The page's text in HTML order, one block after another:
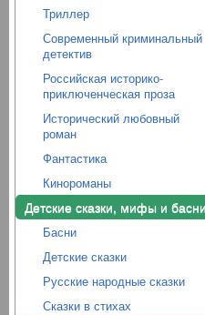
Триллер
Современный криминальный
детектив
Российская историко-
приключенческая проза
Исторический любовный
роман
Фантастика
Кинороманы
Детские сказки, мифы и басни
Басни
Детские сказки
Русские народные сказки
Сказки в стихах